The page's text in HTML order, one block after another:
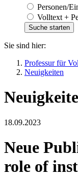
Personen/
Volltext +
Sie sind hier:
Professur für
Neuigkeiten
18.09.2023
Neue
role of